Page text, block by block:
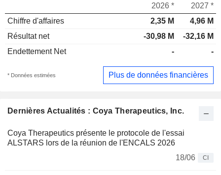
Dernières Actualités : Coya Therapeutics, Inc.
Coya Therapeutics présente le protocole de l'essai
ALSTARS lors de la réunion de l'ENCALS 2026
18/06
CI
2026 *
2027 *
Chiffre d'affaires
2,35 M
4,96 M
Résultat net
-30,98 M
-32,16 M
Endettement Net
- -
* Données estimées Plus de données financières